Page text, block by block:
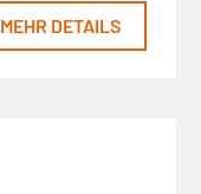
MEHR DETAILS